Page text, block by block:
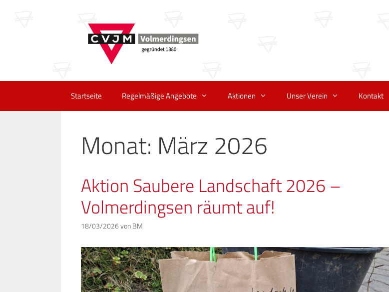
Startseite Regelmäßige Angebote Aktionen Unser Verein Kontakt
Monat: März 2026
Aktion Saubere Landschaft 2026 –
Volmerdingsen räumt auf!
18/03/2026 von BM